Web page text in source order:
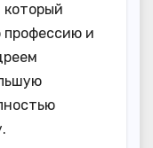
профессию и